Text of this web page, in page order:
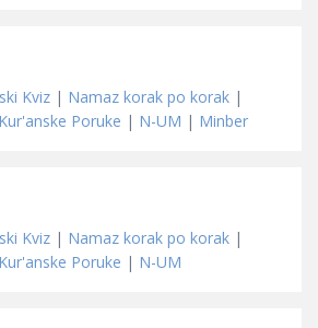
Kviz | Namaz korak po korak |
Kur'anske Poruke | N-UM | Minber
Kviz | Namaz korak po korak |
Kur'anske Poruke | N-UM